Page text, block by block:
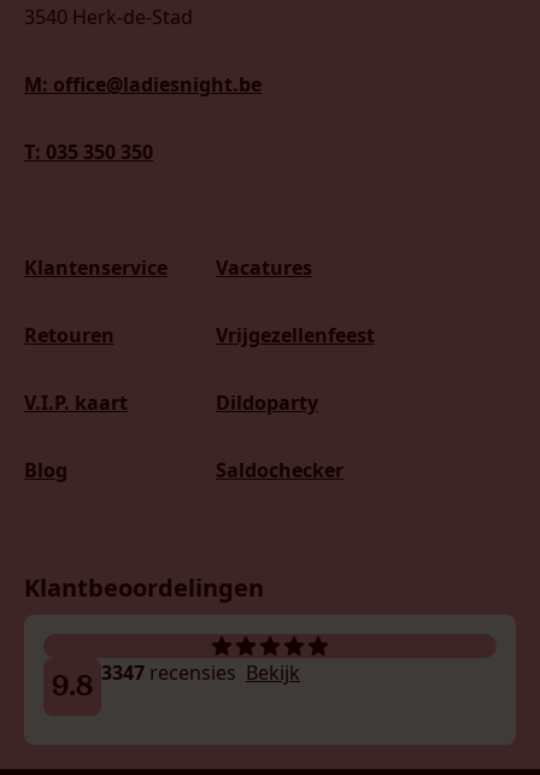
3540 Herk-de-Stad
M: office@ladiesnight.be
T: 035 350 350
Klantenservice
Retouren
V.I.P. kaart
Blog
Vacatures
Vrijgezellenfeest
Dildoparty
Saldochecker
Klantbeoordelingen
9.8 3347 recensies Bekijk